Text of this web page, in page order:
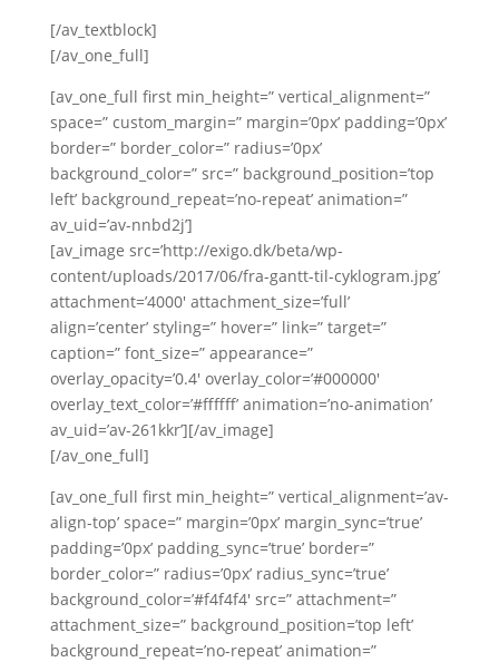
[/av_textblock]
[/av_one_full]
[av_one_full first min_height=” vertical_alignment=”
space=” custom_margin=” margin=’0px’ padding=’0px’
border=” border_color=” radius=’0px’
background_color=” src=” background_position=’top
left’ background_repeat=’no-repeat’ animation=”
av_uid=’av-nnbd2j’]
[av_image src=’http://exigo.dk/beta/wp-
content/uploads/2017/06/fra-gantt-til-cyklogram.jpg’
attachment=’4000′ attachment_size=’full’
align=’center’ styling=” hover=” link=” target=”
caption=” font_size=” appearance=”
overlay_opacity=’0.4′ overlay_color=’#000000′
overlay_text_color=’#ffffff’ animation=’no-animation’
av_uid=’av-261kkr’][/av_image]
[/av_one_full]
[av_one_full first min_height=” vertical_alignment=’av-
align-top’ space=” margin=’0px’ margin_sync=’true’
padding=’0px’ padding_sync=’true’ border=”
border_color=” radius=’0px’ radius_sync=’true’
background_color=’#f4f4f4′ src=” attachment=”
attachment_size=” background_position=’top left’
background_repeat=’no-repeat’ animation=”